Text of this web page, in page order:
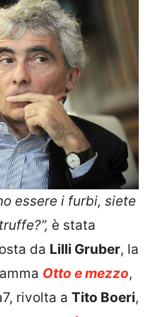
essere i furbi, siete
è stata
da Lilli Gruber, la
Otto e mezzo,
rivolta a Tito Boeri,